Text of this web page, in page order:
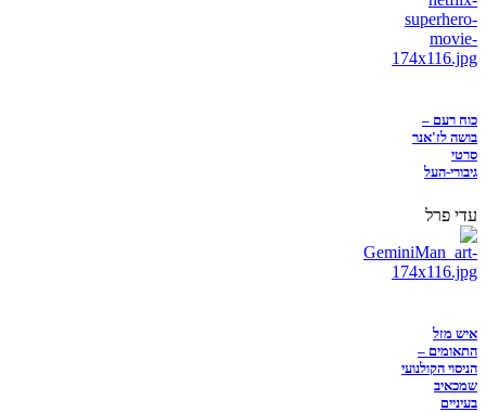
כוח רעם –
בושה לז'אנר
סרטי
גיבורי-העל
עדי פרל
איש מזל
התאומים –
הניסוי הקולנועי
שמכאיב
בעיניים